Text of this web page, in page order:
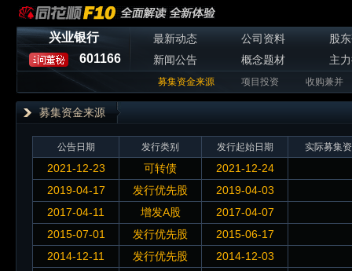
兴业银行
601166
最新动态 公司资料
股
新闻公告
概念题材 主
募集资金来源 项目投资 收购兼并
募集资金来源
公告日期 发行类别 发行起始日期 实际募集
2021-12-23 可转债
2021-12-24
2019-04-17
发行优先股
2019-04-03
2017-04-11
增发A股
2017-04-07
2015-07-01
发行优先股
2015-06-17
2014-12-11
发行优先股
2014-12-03